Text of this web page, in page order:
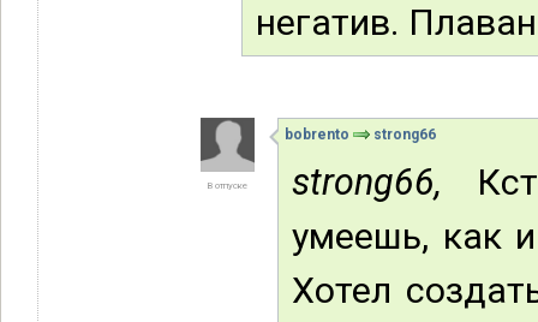
негатив.
В отпуске
bobrento strong66
strong66,
умеешь, как
Хотел